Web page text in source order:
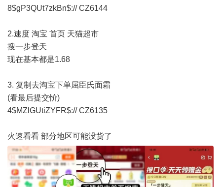
8$gP3QUt7zkBn$:// CZ6144
2.速度 淘宝 首页 天猫超市
搜一步登天
现在基本都是1.68
3. 复制去淘宝下单屈臣氏面霜
(看最后提交忦)
4$MZlGUtiZYFR$:// CZ6135
火速看看 部分地区可能没货了